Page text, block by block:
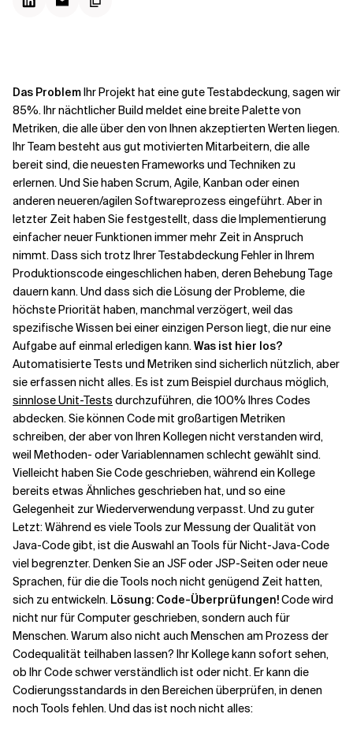
Verwandte Themen
Das ProblemIhr Projekt hat eine gute Testabdeckung, sagen wir
85%. Ihr nächtlicher Build meldet eine breite Palette von
Metriken, die alle über den von Ihnen akzeptierten Werten liegen.
Ihr Team besteht aus gut motivierten Mitarbeitern, die alle
bereit sind, die neuesten Frameworks und Techniken zu
erlernen. Und Sie haben Scrum, Agile, Kanban oder einen
anderen neueren/agilen Softwareprozess eingeführt. Aber in
letzter Zeit haben Sie festgestellt, dass die Implementierung
einfacher neuer Funktionen immer mehr Zeit in Anspruch
nimmt. Dass sich trotz Ihrer Testabdeckung Fehler in Ihrem
Produktionscode eingeschlichen haben, deren Behebung Tage
dauern kann. Und dass sich die Lösung der Probleme, die
höchste Priorität haben, manchmal verzögert, weil das
spezifische Wissen bei einer einzigen Person liegt, die nur eine
Aufgabe auf einmal erledigen kann.Was ist hier los?
Automatisierte Tests und Metriken sind sicherlich nützlich, aber
sie erfassen nicht alles. Es ist zum Beispiel durchaus möglich,
sinnlose Unit-Tests durchzuführen, die 100% Ihres Codes
abdecken. Sie können Code mit großartigen Metriken
schreiben, der aber von Ihren Kollegen nicht verstanden wird,
weil Methoden- oder Variablennamen schlecht gewählt sind.
Vielleicht haben Sie Code geschrieben, während ein Kollege
bereits etwas Ähnliches geschrieben hat, und so eine
Gelegenheit zur Wiederverwendung verpasst. Und zu guter
Letzt: Während es viele Tools zur Messung der Qualität von
Java-Code gibt, ist die Auswahl an Tools für Nicht-Java-Code
viel begrenzter. Denken Sie an JSF oder JSP-Seiten oder neue
Sprachen, für die die Tools noch nicht genügend Zeit hatten,
sich zu entwickeln. Lösung: Code-Überprüfungen!Code wird
nicht nur für Computer geschrieben, sondern auch für
Menschen. Warum also nicht auch Menschen am Prozess der
Codequalität teilhaben lassen? Ihr Kollege kann sofort sehen,
ob Ihr Code schwer verständlich ist oder nicht. Er kann die
Codierungsstandards in den Bereichen überprüfen, in denen
noch Tools fehlen. Und das ist noch nicht alles: